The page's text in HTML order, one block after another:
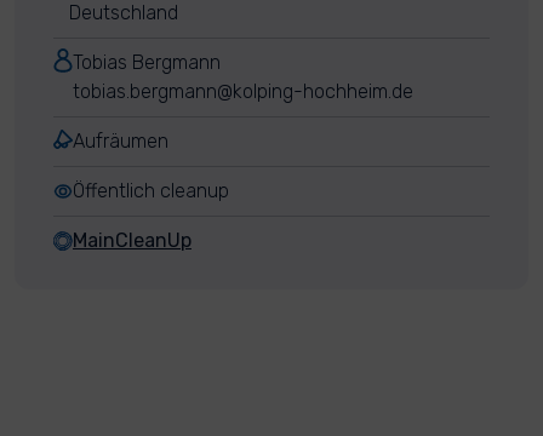
Deutschland
Tobias Bergmann
tobias.bergmann@kolping-hochheim.de
Aufräumen
Öffentlich cleanup
MainCleanUp